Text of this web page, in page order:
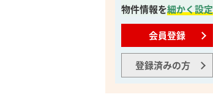
物件情報を細かく設定
会員登録
登録済みの方